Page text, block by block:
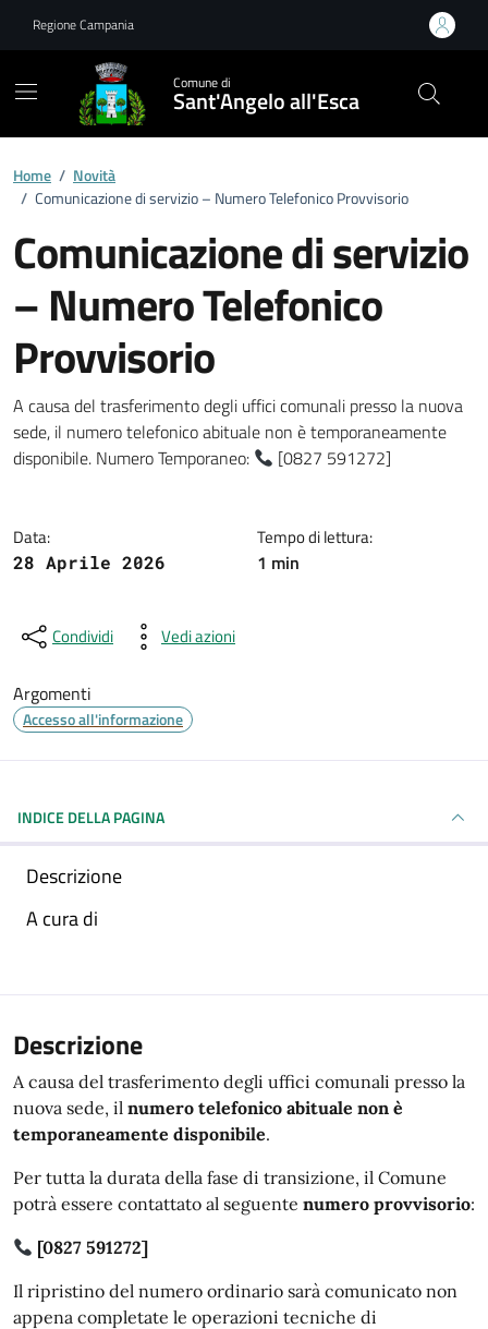
Regione Campania
Comune di
Sant'Angelo all'Esca
Home / Novità
/ Comunicazione di servizio – Numero Telefonico Provvisorio
Comunicazione di servizio
– Numero Telefonico
Provvisorio
Dettagli della notizia
A causa del trasferimento degli uffici comunali presso la nuova
sede, il numero telefonico abituale non è temporaneamente
disponibile. Numero Temporaneo:
[0827 591272]
Data:
28 Aprile 2026
Tempo di lettura:
1 min
Condividi Vedi azioni
Argomenti
Accesso all'informazione
INDICE DELLA PAGINA
Descrizione
A cura di
Descrizione
A causa del trasferimento degli uffici comunali presso la
nuova sede, il numero telefonico abituale non è
temporaneamente disponibile.
Per tutta la durata della fase di transizione, il Comune
potrà essere contattato al seguente numero provvisorio:
[0827 591272]
Il ripristino del numero ordinario sarà comunicato non
appena completate le operazioni tecniche di